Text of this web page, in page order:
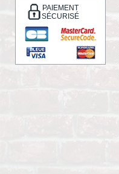
PAIEMENT
SÉCURISÉ